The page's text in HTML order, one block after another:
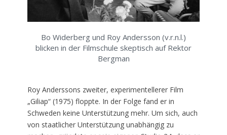
Bo Widerberg und Roy Andersson (v.r.n.l.)
blicken in der Filmschule skeptisch auf Rektor
Bergman
Roy Anderssons zweiter, experimentellerer Film
„Giliap“ (1975) floppte. In der Folge fand er in
Schweden keine Unterstützung mehr. Um sich, auch
von staatlicher Unterstützung unabhängig zu